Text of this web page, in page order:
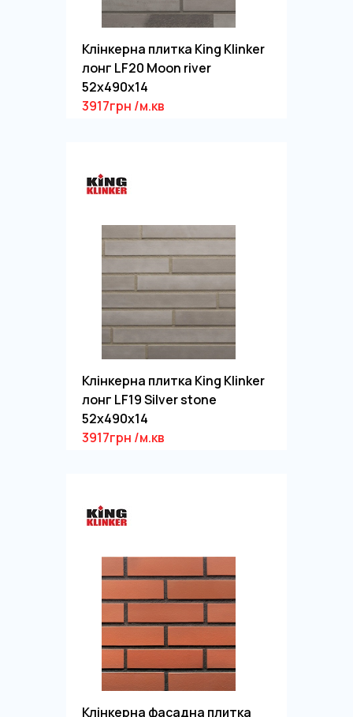
Клінкерна плитка King Klinker
лонг LF20 Moon river
52x490x14
3917грн /м.кв
Клінкерна плитка King Klinker
лонг LF19 Silver stone
52x490x14
3917грн /м.кв
Клінкерна фасадна плитка